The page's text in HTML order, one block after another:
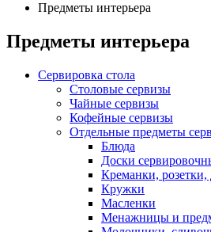
Предметы интерьера
Предметы интерьера
Сервировка стола
Столовые сервизы
Чайные сервизы
Кофейные сервизы
Отдельные предметы
Блюда
Доски
Креманки, розетки,
Кружки
Масленки
Менажницы и